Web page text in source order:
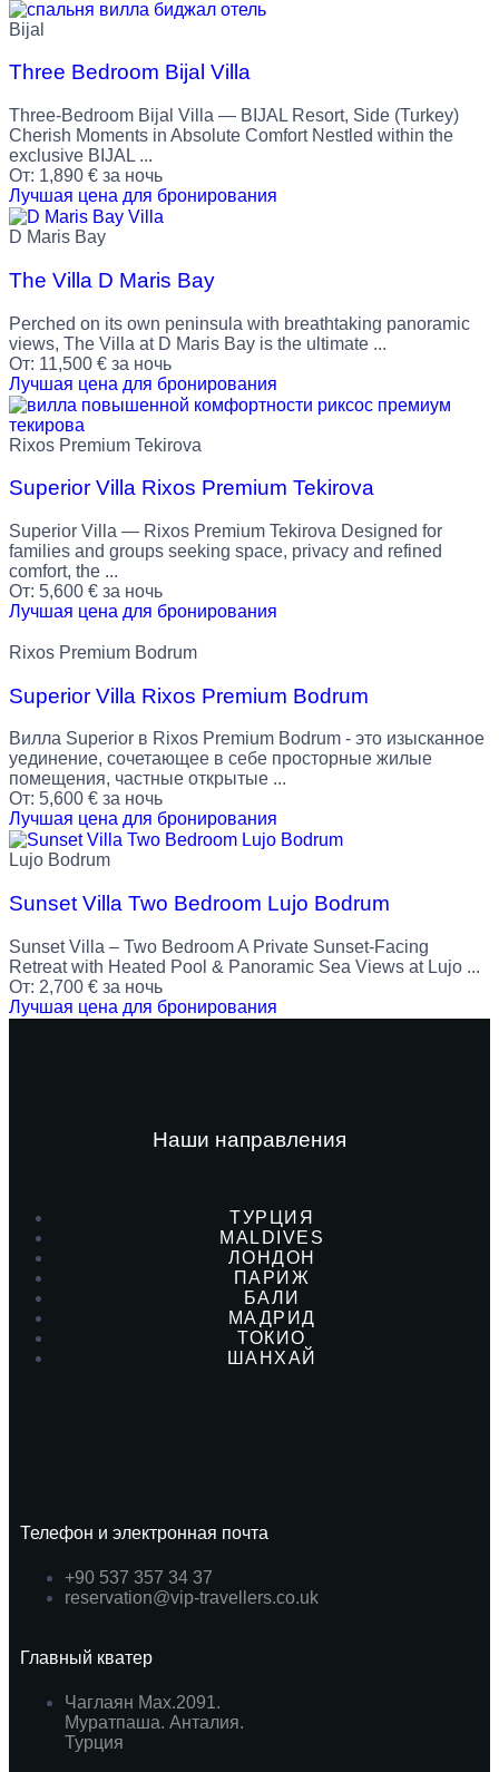
Bijal
Three Bedroom Bijal Villa
Three-Bedroom Bijal Villa — BIJAL Resort, Side (Turkey)
Cherish Moments in Absolute Comfort Nestled within the
exclusive BIJAL ...
От: 1,890 € за ночь
Лучшая цена для бронирования
D Maris Bay
The Villa D Maris Bay
Perched on its own peninsula with breathtaking panoramic
views, The Villa at D Maris Bay is the ultimate ...
От: 11,500 € за ночь
Лучшая цена для бронирования
Rixos Premium Tekirova
Superior Villa Rixos Premium Tekirova
Superior Villa — Rixos Premium Tekirova Designed for
families and groups seeking space, privacy and refined
comfort, the ...
От: 5,600 € за ночь
Лучшая цена для бронирования
Rixos Premium Bodrum
Superior Villa Rixos Premium Bodrum
Вилла Superior в Rixos Premium Bodrum - это изысканное
уединение, сочетающее в себе просторные жилые
помещения, частные открытые ...
От: 5,600 € за ночь
Лучшая цена для бронирования
Lujo Bodrum
Sunset Villa Two Bedroom Lujo Bodrum
Sunset Villa – Two Bedroom A Private Sunset-Facing
Retreat with Heated Pool & Panoramic Sea Views at Lujo ...
От: 2,700 € за ночь
Лучшая цена для бронирования
Наши направления
ТУРЦИЯ
MALDIVES
ЛОНДОН
ПАРИЖ
БАЛИ
МАДРИД
ТОКИО
ШАНХАЙ
Телефон и электронная почта
+90 537 357 34 37
reservation@vip-travellers.co.uk
Главный кватер
Чаглаян Мах.2091.
Муратпаша. Анталия.
Турция